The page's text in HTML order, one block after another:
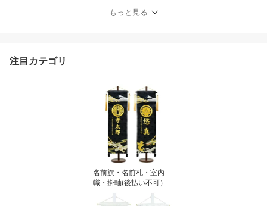
もっと見る
注目カテゴリ
名前旗・名前札・室内
幟・掛軸(後払い不可）